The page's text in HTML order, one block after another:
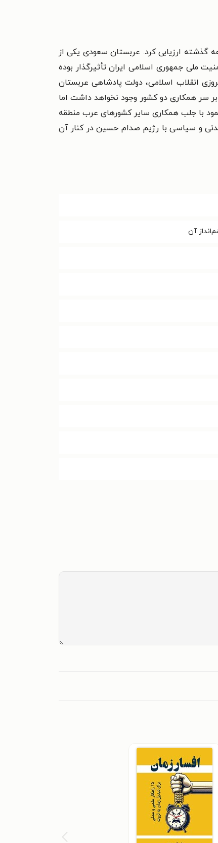
گذشته ارزیابی کرد. عربستان سعودی یکی از
ملی جمهوری اسلامی ایران تأثیرگذار بوده
انقلاب اسلامی، دولت پادشاهی عربستان
سر همکاری دو کشور وجود نخواهد داشت اما
با جلب همکاری سایر کشورهای عرب منطقه
و سیاسی با رژیم صدام حسین در کنار آن
آن